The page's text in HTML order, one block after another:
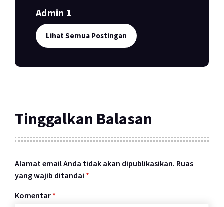
Admin 1
Lihat Semua Postingan
Tinggalkan Balasan
Alamat email Anda tidak akan dipublikasikan. Ruas
yang wajib ditandai *
Komentar *